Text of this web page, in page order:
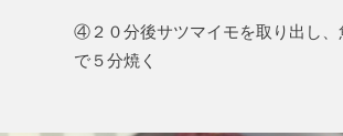
④２０分後サツマイモを取り出し、
で５分焼く